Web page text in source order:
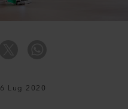
6 Lug 2020